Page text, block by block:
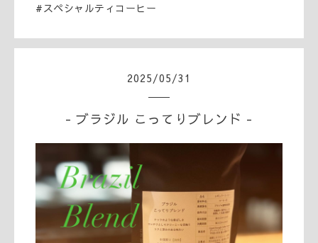
#スペシャルティコーヒー
2025/05/31
- ブラジル こってりブレンド -